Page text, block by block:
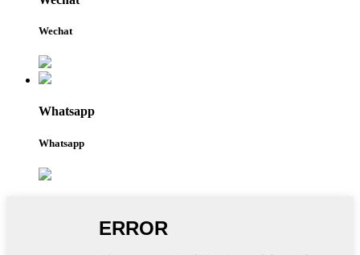
Wechat
Whatsapp
Whatsapp